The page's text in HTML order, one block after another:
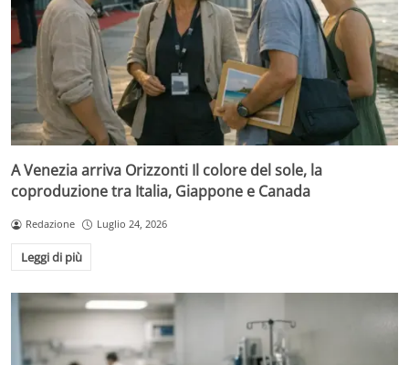
A Venezia arriva Orizzonti Il colore del sole, la
coproduzione tra Italia, Giappone e Canada
Redazione Luglio 24, 2026
Leggi di più